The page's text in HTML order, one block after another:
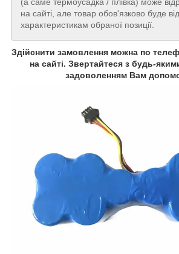
на сайті, але товар обов'язково буде
характеристикам обраної позиції.
Здійснити замовлення можна по
на сайті. Звертайтеся з будь-
задоволенням Вам